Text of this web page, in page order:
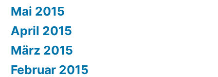
Mai 2015
April 2015
März 2015
Februar 2015